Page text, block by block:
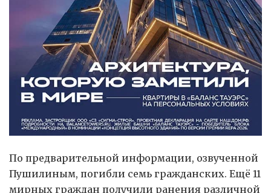
По предварительной информации, озвученной
Пушилиным, погибли семь гражданских. Ещё 11
мирных граждан получили ранения различной